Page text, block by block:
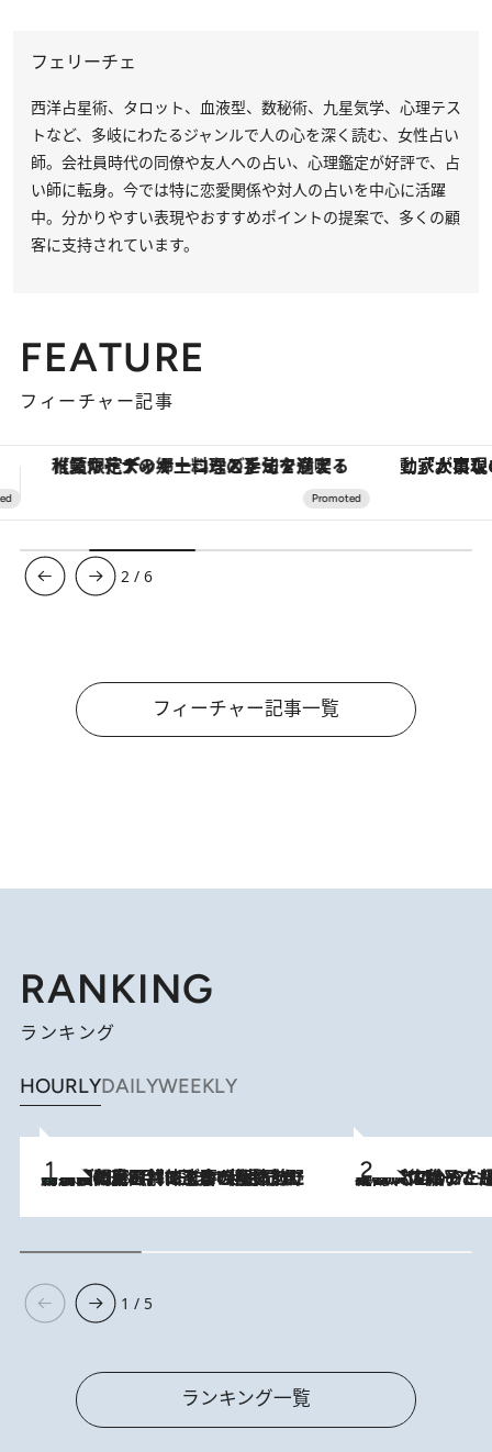
フェリーチェ
西洋占星術、タロット、血液型、数秘術、九星気学、心理テス
トなど、多岐にわたるジャンルで人の心を深く読む、女性占い
師。会社員時代の同僚や友人への占い、心理鑑定が好評で、占
い師に転身。今では特に恋愛関係や対人の占いを中心に活躍
中。分かりやすい表現やおすすめポイントの提案で、多くの顧
客に支持されています。
FEATURE
フィーチャー記事
「大事なのは地域の意識を変えること」。ロレックス賞受賞の自然保護活動家が実現させたナイジェリアの自然環境の復活 ヴァシュロン・コンスタンタ
3 /6
フィーチャー記事一覧
RANKING
ランキング
HOURLYDAILYWEEKLY
2026.8.8
「最後に見られてよかった」上野動物園の東園パンダ舎が解体前に特別公開。8月16日まで延長されたパネル展と共に辿る“半世紀”のパンダ飼育《解体工事の図面あり》 2026.8.5
【阿川佐和子さんの年とる力】なぜ70代で始めた趣味は“こんなに楽しい”のか？ ピアノ、俳句…スランプに陥っても続けられる“ある秘訣”とは
1 / 5
ランキング一覧